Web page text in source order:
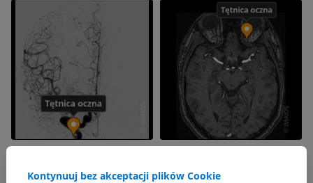
Kontynuuj bez akceptacji plików Cookie